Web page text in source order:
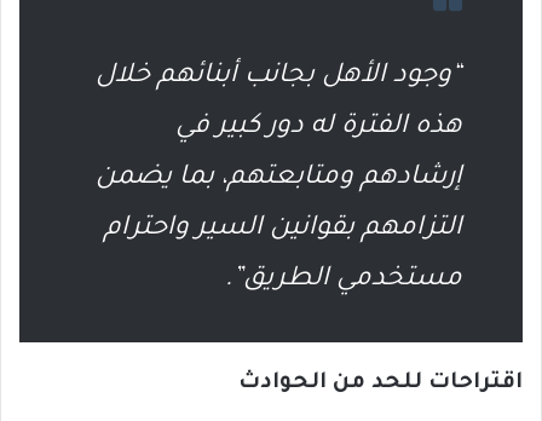
“وجود الأهل بجانب أبنائهم خلال
هذه الفترة له دور كبير في
إرشادهم ومتابعتهم، بما يضمن
التزامهم بقوانين السير واحترام
مستخدمي الطريق”.
اقتراحات للحد من الحوادث